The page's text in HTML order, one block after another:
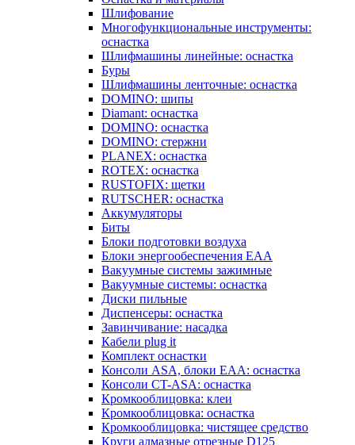
Шлифование
Многофункциональные инструменты:
оснастка
Шлифмашины линейные: оснастка
Буры
Шлифмашины ленточные: оснастка
DOMINO: шипы
Diamant: оснастка
DOMINO: оснастка
DOMINO: стержни
PLANEX: оснастка
ROTEX: оснастка
RUSTOFIX: щетки
RUTSCHER: оснастка
Аккумуляторы
Биты
Блоки подготовки воздуха
Блоки энергообеспечения EAA
Вакуумные системы зажимные
Вакуумные системы: оснастка
Диски пильные
Диспенсеры: оснастка
Завинчивание: насадка
Кабели plug it
Комплект оснастки
Консоли ASA, блоки EAA: оснастка
Консоли CT-ASA: оснастка
Кромкооблицовка: клеи
Кромкооблицовка: оснастка
Кромкооблицовка: чистящее средство
Круги алмазные отрезные D125